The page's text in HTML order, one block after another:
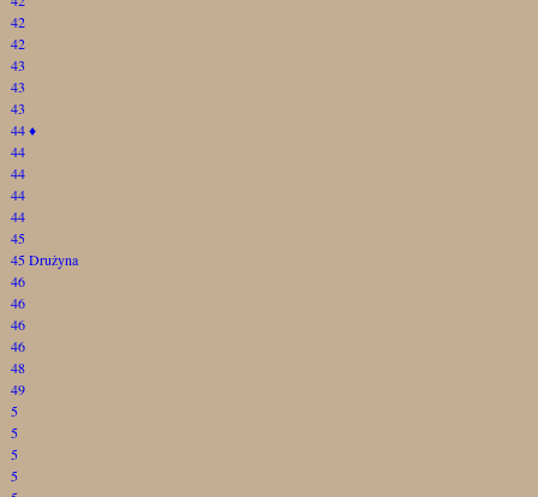
42
42
43
43
43
44♦
44
44
44
44
45
45 Drużyna
46
46
46
46
48
49
5
5
5
5